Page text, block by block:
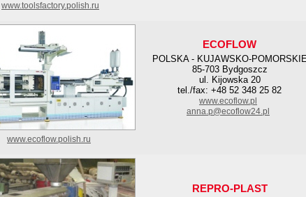
www.toolsfactory.polish.ru
ECOFLOW
POLSKA - KUJAWSKO-
85-703 Bydgoszcz
ul. Kijowska 20
tel./fax: +48 52 348 25 82
www.ecoflow.pl
anna.p@ecoflow24.pl
www.ecoflow.polish.ru
REPRO-PLAST